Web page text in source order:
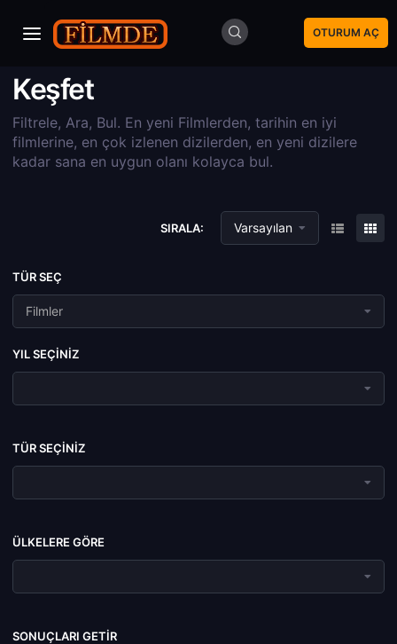
OTURUM AÇ
Keşfet
Filtrele, Ara, Bul. En yeni Filmlerden, tarihin en iyi
filmlerine, en çok izlenen dizilerden, en yeni dizilere
kadar sana en uygun olanı kolayca bul.
SIRALA: Varsayılan
TÜR SEÇ
Filmler
YIL SEÇINIZ
TÜR SEÇINIZ
ÜLKELERE GÖRE
SONUÇLARI GETIR